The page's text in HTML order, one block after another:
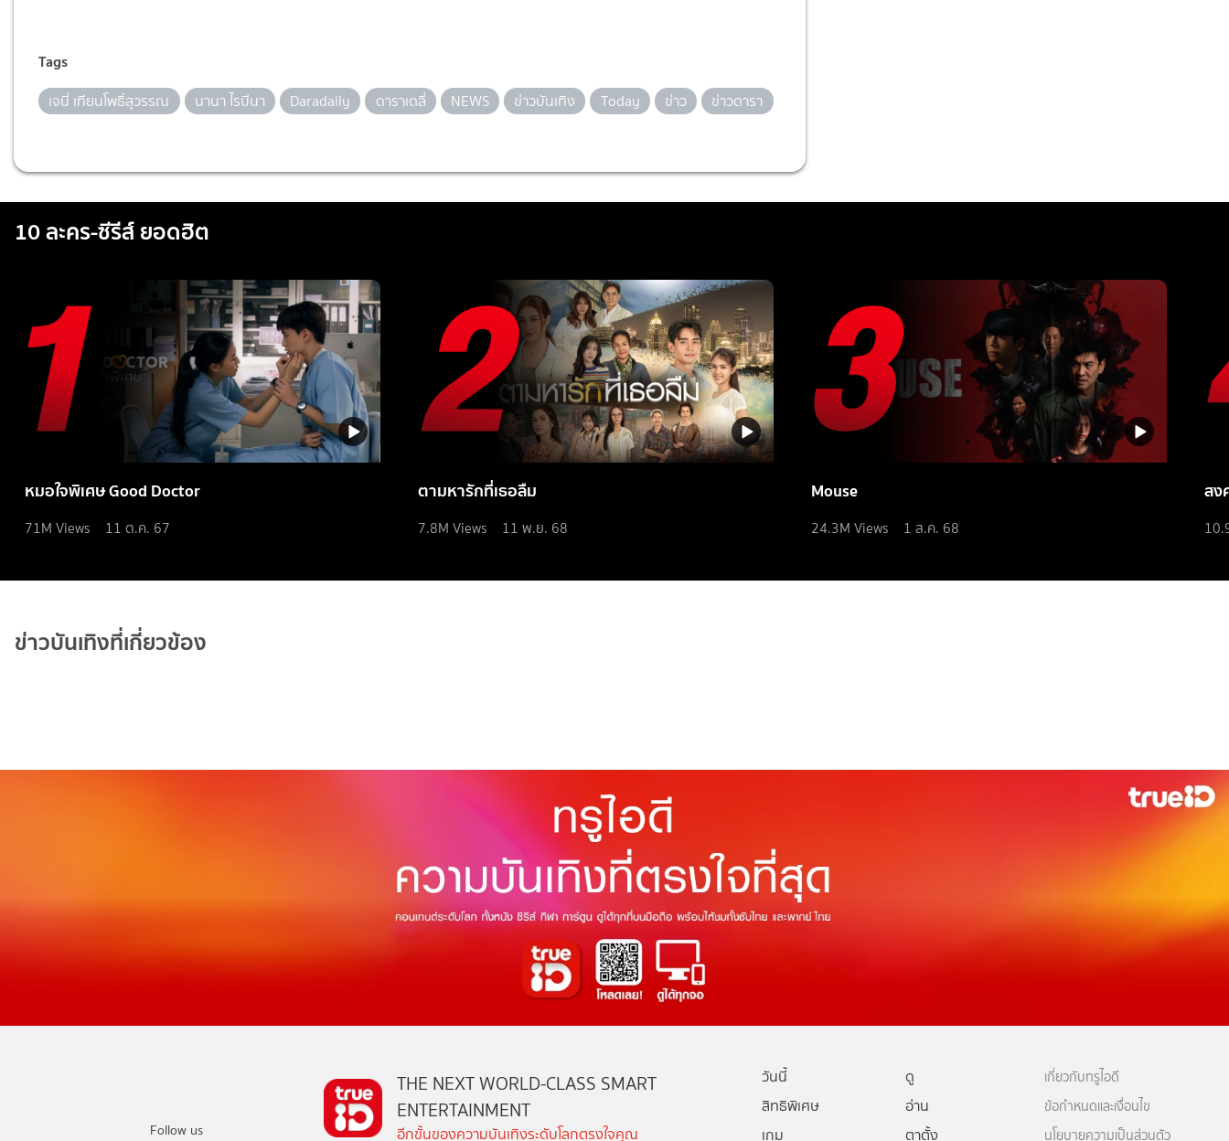
Tags
เจนี่ เทียนโพธิ์สุวรรณ นานา ไรบีนา Daradaily ดาราเดลี่ NEWS ข่าวบันเทิง Today ข่าว ข่าวดารา
10 ละคร-ซีรีส์ ยอดฮิต
หมอใจพิเศษ Good Doctor
71M Views 11 ต.ค. 67
ตามหารักที่เธอลืม
7.8M Views 11 พ.ย. 68
Mouse
24.3M Views 1 ส.ค. 68
สง
ข่าวบันเทิงที่เกี่ยวข้อง
Follow us
THE NEXT WORLD-CLASS SMART
ENTERTAINMENT
อีกขั้นของความบันเทิงระดับโลกตรงใจคุณ
วันนี้
ดู
สิทธิพิเศษ
อ่าน
เกม
ตาตั้ง
เกี่ยวกับทรูไอดี
ข้อกำหนดและเงื่อนไข
นโยบายความเป็นส่วนตัว